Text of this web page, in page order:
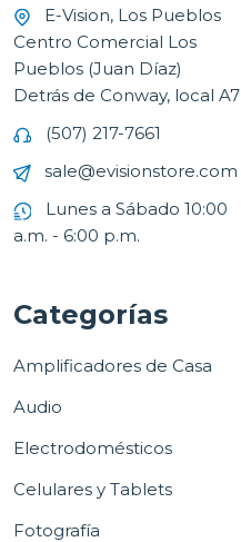
E-Vision, Los Pueblos
Centro Comercial Los
Pueblos (Juan Díaz)
Detrás de Conway, local A7
(507) 217-7661
sale@evisionstore.com
Lunes a Sábado 10:00
a.m. - 6:00 p.m.
Categorías
Amplificadores de Casa
Audio
Electrodomésticos
Celulares y Tablets
Fotografía